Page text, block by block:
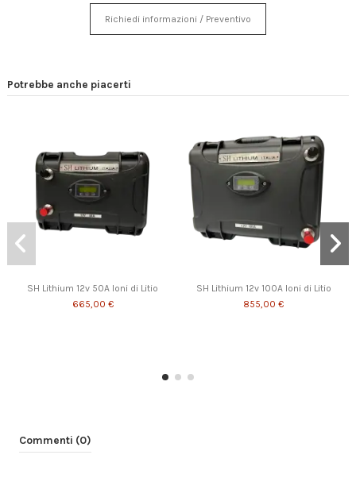
Richiedi informazioni / Preventivo
Potrebbe anche piacerti
SH Lithium 12v 50A Ioni di Litio
665,00 €
SH Lithium 12v 100A Ioni di Litio
855,00 €
Commenti (0)